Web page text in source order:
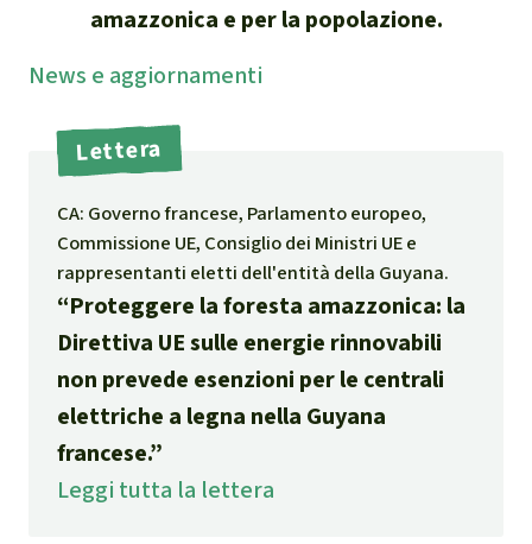
Miniere
MDL
Soia
Chimalapas
Incendi
Domande e risposte
Português
amazzonica e per la popolazione.
News e aggior­namenti
Lettera
CA: Governo francese, Parlamento europeo,
Commissione UE, Consiglio dei Ministri UE e
rappresentanti eletti dell'entità della Guyana.
“Proteggere la foresta amazzonica: la
Direttiva UE sulle energie rinnovabili
non prevede esenzioni per le centrali
elettriche a legna nella Guyana
francese.”
Leggi tutta la lettera